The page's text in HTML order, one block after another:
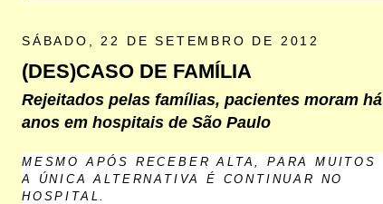
SÁBADO, 22 DE SETEMBRO DE 2012
(DES)CASO DE FAMÍLIA
Rejeitados pelas famílias, pacientes moram há
anos em hospitais de São Paulo
MESMO APÓS RECEBER ALTA, PARA MUITOS
A ÚNICA ALTERNATIVA É CONTINUAR NO
HOSPITAL.